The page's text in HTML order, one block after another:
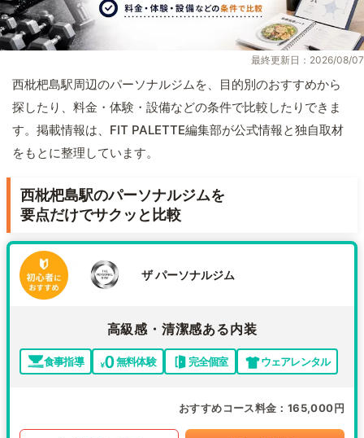
最終更新日：2026/08/07
西枇杷島駅周辺のパーソナルジムを、目的別のおすすめから
探したり、料金・体験・設備などの条件で比較したりできま
す。掲載情報は、FIT PALETTE編集部が公式情報と独自取材
をもとに整理しています。
西枇杷島駅のパーソナルジムを
要点だけでサクッと比較
ザ パーソナルジム
高級感・清潔感ある内装
食事指導 無料体験 完全個室 ウェアレンタル
おすすめコース料金 165,000円